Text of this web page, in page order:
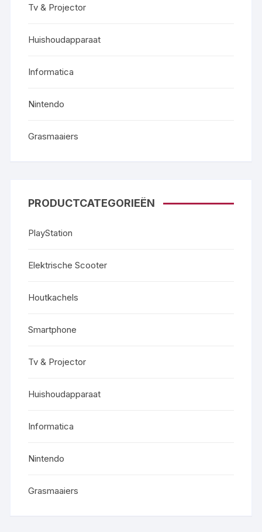
Tv & Projector
Huishoudapparaat
Informatica
Nintendo
Grasmaaiers
PRODUCTCATEGORIEËN
PlayStation
Elektrische Scooter
Houtkachels
Smartphone
Tv & Projector
Huishoudapparaat
Informatica
Nintendo
Grasmaaiers